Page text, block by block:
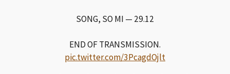
SONG, SO MI — 29.12
END OF TRANSMISSION.
pic.twitter.com/3PcagdOjlt